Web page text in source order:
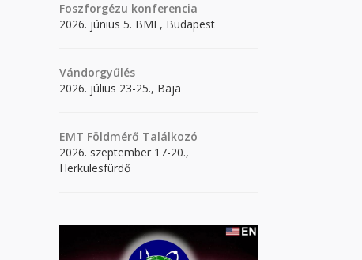
Foszforgézu konferencia
2026. június 5. BME, Budapest
Vándorgyűlés
2026. július 23-25., Baja
EMT Földmérő Találkozó
2026. szeptember 17-20.,
Herkulesfürdő